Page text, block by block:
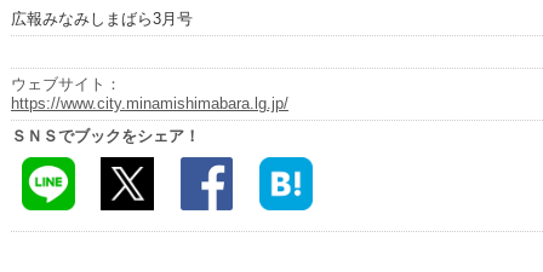
広報みなみしまばら3月号
ウェブサイト：
https://www.city.minamishimabara.lg.jp/
ＳＮＳでブックをシェア！
長崎と天草地方の潜伏キリシタン
大学・専門学校ナビ
小・中学校ナビ